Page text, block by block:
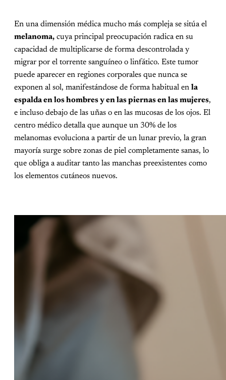
En una dimensión médica mucho más compleja se sitúa el
melanoma, cuya principal preocupación radica en su
capacidad de multiplicarse de forma descontrolada y
migrar por el torrente sanguíneo o linfático. Este tumor
puede aparecer en regiones corporales que nunca se
exponen al sol, manifestándose de forma habitual en la
espalda en los hombres y en las piernas en las mujeres,
e incluso debajo de las uñas o en las mucosas de los ojos. El
centro médico detalla que aunque un 30% de los
melanomas evoluciona a partir de un lunar previo, la gran
mayoría surge sobre zonas de piel completamente sanas, lo
que obliga a auditar tanto las manchas preexistentes como
los elementos cutáneos nuevos.